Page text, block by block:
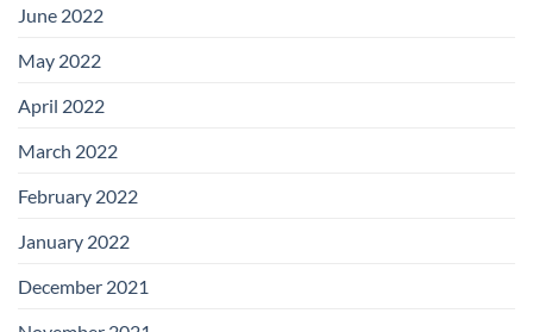
June 2022
May 2022
April 2022
March 2022
February 2022
January 2022
December 2021